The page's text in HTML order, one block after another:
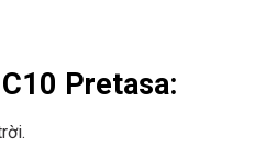
Pretasa: